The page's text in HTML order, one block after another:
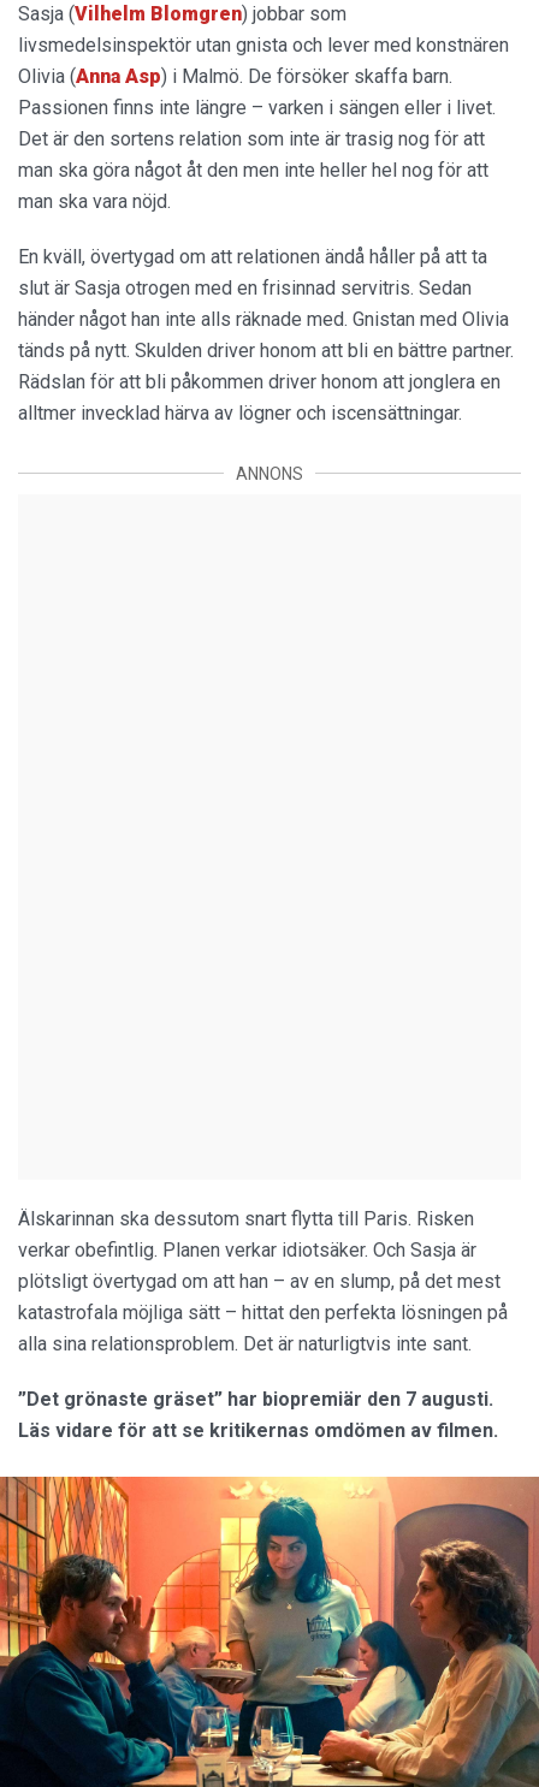
Sasja (Vilhelm Blomgren) jobbar som
livsmedelsinspektör utan gnista och lever med konstnären
Olivia (Anna Asp) i Malmö. De försöker skaffa barn.
Passionen finns inte längre – varken i sängen eller i livet.
Det är den sortens relation som inte är trasig nog för att
man ska göra något åt den men inte heller hel nog för att
man ska vara nöjd.
En kväll, övertygad om att relationen ändå håller på att ta
slut är Sasja otrogen med en frisinnad servitris. Sedan
händer något han inte alls räknade med. Gnistan med Olivia
tänds på nytt. Skulden driver honom att bli en bättre partner.
Rädslan för att bli påkommen driver honom att jonglera en
alltmer invecklad härva av lögner och iscensättningar.
ANNONS
Älskarinnan ska dessutom snart flytta till Paris. Risken
verkar obefintlig. Planen verkar idiotsäker. Och Sasja är
plötsligt övertygad om att han – av en slump, på det mest
katastrofala möjliga sätt – hittat den perfekta lösningen på
alla sina relationsproblem. Det är naturligtvis inte sant.
”Det grönaste gräset” har biopremiär den 7 augusti.
Läs vidare för att se kritikernas omdömen av filmen.